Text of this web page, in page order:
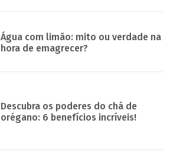
Água com limão: mito ou verdade na
hora de emagrecer?
Descubra os poderes do chá de
orégano: 6 benefícios incríveis!